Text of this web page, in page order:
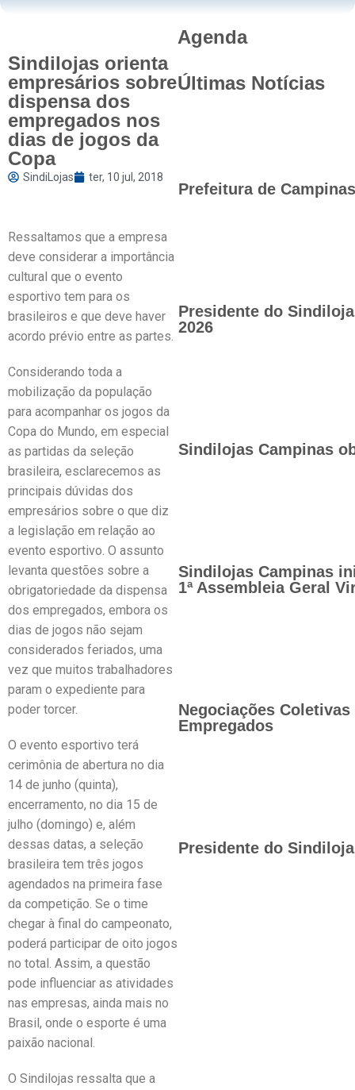
Sindilojas orienta
empresários sobre
dispensa dos
empregados nos
dias de jogos da
Copa
SindiLojas ter, 10 jul, 2018
Ressaltamos que a empresa
deve considerar a importância
cultural que o evento
esportivo tem para os
brasileiros e que deve haver
acordo prévio entre as partes.
Considerando toda a
mobilização da população
para acompanhar os jogos da
Copa do Mundo, em especial
as partidas da seleção
brasileira, esclarecemos as
principais dúvidas dos
empresários sobre o que diz
a legislação em relação ao
evento esportivo. O assunto
levanta questões sobre a
obrigatoriedade da dispensa
dos empregados, embora os
dias de jogos não sejam
considerados feriados, uma
vez que muitos trabalhadores
param o expediente para
poder torcer.
O evento esportivo terá
cerimônia de abertura no dia
14 de junho (quinta),
encerramento, no dia 15 de
julho (domingo) e, além
dessas datas, a seleção
brasileira tem três jogos
agendados na primeira fase
da competição. Se o time
chegar à final do campeonato,
poderá participar de oito jogos
no total. Assim, a questão
pode influenciar as atividades
nas empresas, ainda mais no
Brasil, onde o esporte é uma
paixão nacional.
O Sindilojas ressalta que a
Agenda
Últimas Notícias
Prefeitura de
Presidente do
2026
Sindilojas Campinas
Sindilojas Campinas
1ª Assembleia Geral
Negociações
Empregados
Presidente do